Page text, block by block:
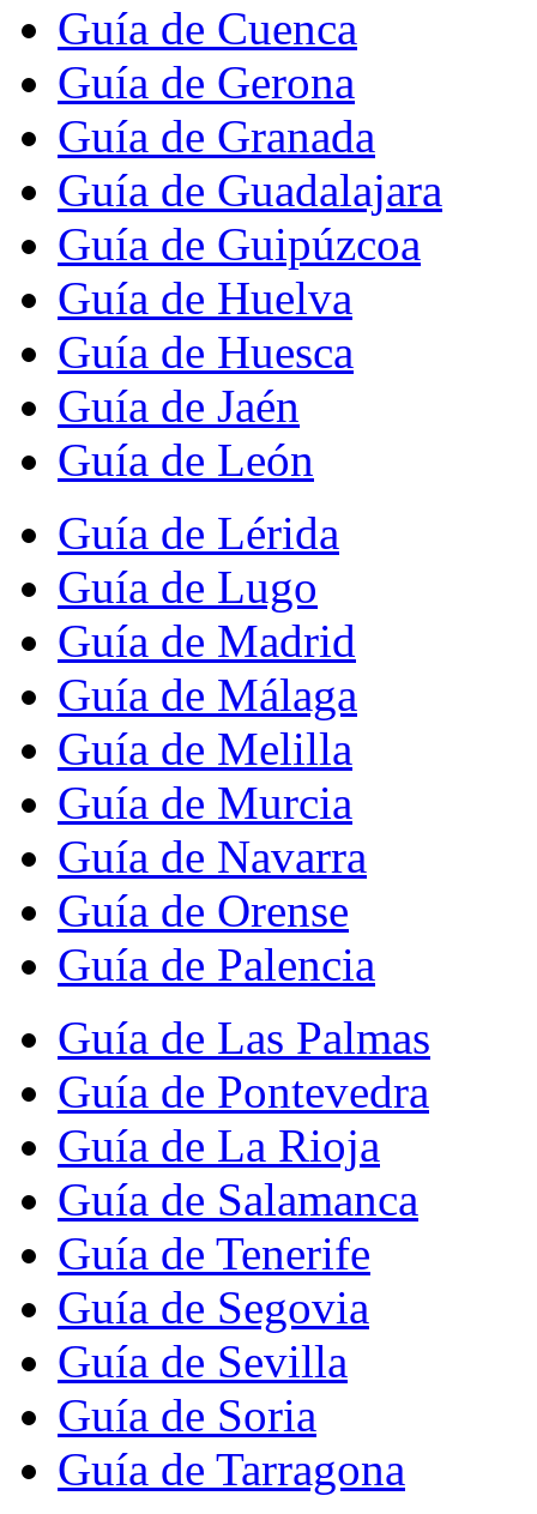
Guía de Cuenca
Guía de Gerona
Guía de Granada
Guía de Guadalajara
Guía de Guipúzcoa
Guía de Huelva
Guía de Huesca
Guía de Jaén
Guía de León
Guía de Lérida
Guía de Lugo
Guía de Madrid
Guía de Málaga
Guía de Melilla
Guía de Murcia
Guía de Navarra
Guía de Orense
Guía de Palencia
Guía de Las Palmas
Guía de Pontevedra
Guía de La Rioja
Guía de Salamanca
Guía de Tenerife
Guía de Segovia
Guía de Sevilla
Guía de Soria
Guía de Tarragona